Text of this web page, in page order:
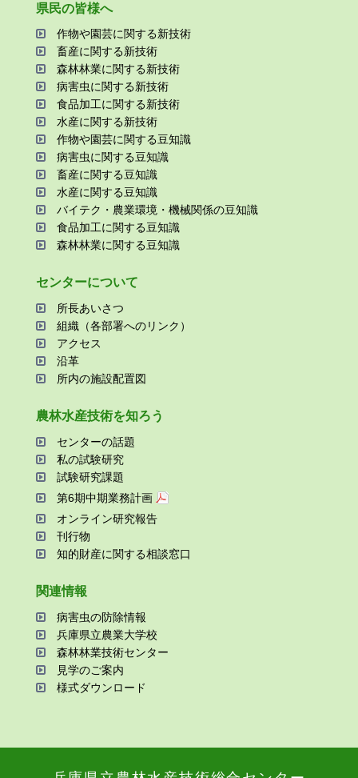
県⺠の皆様へ
作物や園芸に関する新技術
畜産に関する新技術
森林林業に関する新技術
病害⾍に関する新技術
⾷品加⼯に関する新技術
⽔産に関する新技術
作物や園芸に関する⾖知識
病害⾍に関する⾖知識
畜産に関する⾖知識
⽔産に関する⾖知識
バイテク・農業環境・機械関係の⾖知識
⾷品加⼯に関する⾖知識
森林林業に関する⾖知識
センターについて
所⻑あいさつ
組織（各部署へのリンク）
アクセス
沿⾰
所内の施設配置図
農林⽔産技術を知ろう
センターの話題
私の試験研究
試験研究課題
第6期中期業務計画
オンライン研究報告
刊⾏物
知的財産に関する相談窓⼝
関連情報
病害⾍の防除情報
兵庫県⽴農業⼤学校
森林林業技術センター
⾒学のご案内
様式ダウンロード